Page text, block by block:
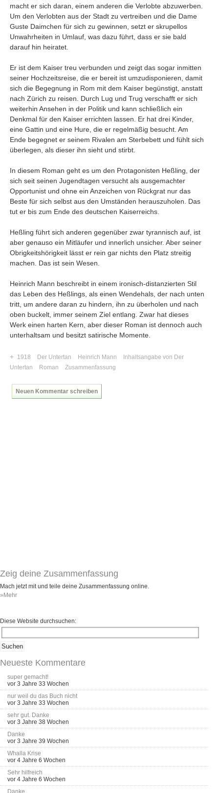
macht er sich daran, einem anderen die Verlobte abzuwerben.
Um den Verlobten aus der Stadt zu vertreiben und die Dame
Guste Daimchen für sich zu gewinnen, setzt er skrupellos
Unwahrheiten in Umlauf, was dazu führt, dass er sie bald
darauf hin heiratet.
Er ist dem Kaiser treu verbunden und zeigt das sogar inmitten
seiner Hochzeitsreise, die er bereit ist umzudisponieren, damit
sich die Begegnung in Rom mit dem Kaiser begünstigt, anstatt
nach Zürich zu reisen. Durch Lug und Trug verschafft er sich
weiterhin Ansehen in der Politik und kann schließlich ein
Denkmal für den Kaiser errichten lassen. Er hat drei Kinder,
eine Gattin und eine Hure, die er regelmäßig besucht. Am
Ende begegnet er seinem Rivalen am Sterbebett und fühlt sich
überlegen, als dieser ihn sieht und stirbt.
In diesem Roman geht es um den Protagonisten Heßling, der
sich seit seinen Jugendtagen versucht als ausgemachter
Opportunist und ohne ein Anzeichen von Rückgrat nur das
Beste für sich selbst aus den Umständen herauszuholen. Das
tut er bis zum Ende des deutschen Kaiserreichs.
Heßling führt sich anderen gegenüber zwar tyrannisch auf, ist
aber genauso ein Mitläufer und innerlich unsicher. Aber seiner
Obrigkeitshörigkeit lässt er rein gar nichts den Platz streitig
machen. Das ist sein Wesen.
Heinrich Mann beschreibt in einem ironisch-distanzierten Stil
das Leben des Heßlings, als einen Wendehals, der nach unten
tritt, um andere daran zu hindern, ihn zu überholen und nach
oben buckelt, immer seinem Ziel entlang. Zwar hat dieses
Werk einen harten Kern, aber dieser Roman ist dennoch auch
unterhaltsam und besitzt satirische Momente.
+ 1918 Der Untertan Heinrich Mann
Inhaltsangabe von Der
Untertan
Roman Zusammenfassung
Neuen Kommentar schreiben
Zeig deine Zusammenfassung
Mach jetzt mit und teile deine Zusammenfassung online.
»Mehr
Diese Website durchsuchen:
Neueste Kommentare
super gemacht!
vor 3 Jahre 33 Wochen
nur weil du das Buch nicht
vor 3 Jahre 33 Wochen
sehr gut. Danke
vor 3 Jahre 38 Wochen
Danke
vor 3 Jahre 39 Wochen
Whalla Krise
vor 4 Jahre 6 Wochen
Sehr hilfreich
vor 4 Jahre 6 Wochen
Danke